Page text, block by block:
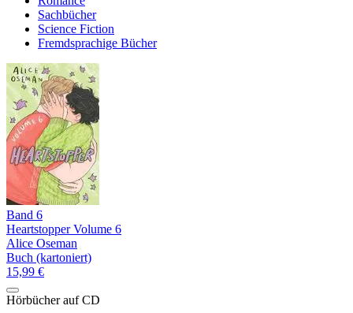
Sachbücher
Science Fiction
Fremdsprachige Bücher
Band 6
Heartstopper Volume 6
Alice Oseman
Buch (kartoniert)
15,99 €
Hörbücher auf CD